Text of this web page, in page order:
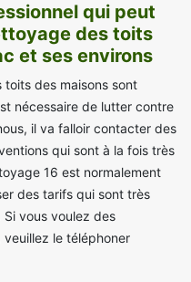
qui peut
des toits
et ses environs
toits des maisons sont
nécessaire de lutter contre
il va falloir contacter des
qui sont à la fois très
16 est normalement
des tarifs qui sont très
vous voulez des
le téléphoner